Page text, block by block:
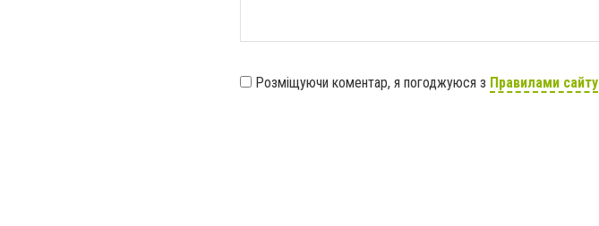
Розміщуючи коментар, я погоджуюся з Правилами сайту